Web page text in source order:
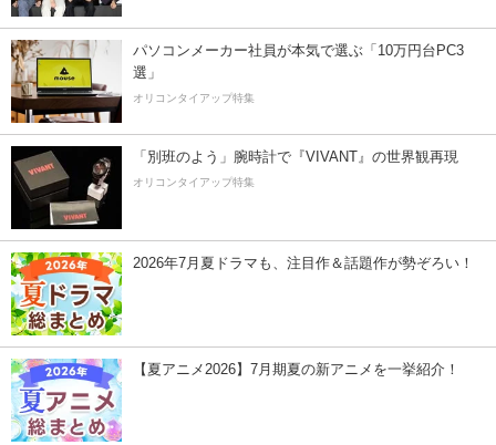
パソコンメーカー社員が本気で選ぶ「10万円台PC3
選」
オリコンタイアップ特集
「別班のよう」腕時計で『VIVANT』の世界観再現
オリコンタイアップ特集
2026年7月夏ドラマも、注目作＆話題作が勢ぞろい！
【夏アニメ2026】7月期夏の新アニメを一挙紹介！